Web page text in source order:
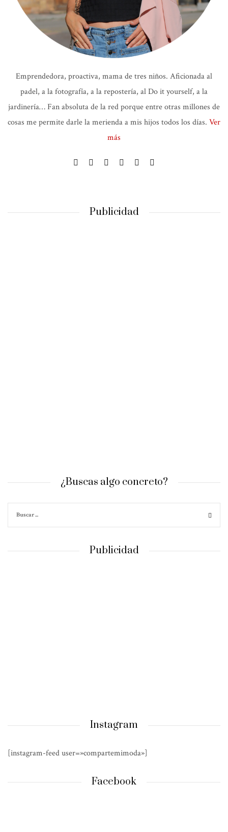
Emprendedora, proactiva, mama de tres niños. Aficionada al
padel, a la fotografía, a la repostería, al Do it yourself, a la
jardinería… Fan absoluta de la red porque entre otras millones de
cosas me permite darle la merienda a mis hijos todos los días. Ver
más
Publicidad
¿Buscas algo concreto?
Publicidad
Instagram
[instagram-feed user=»compartemimoda»]
Facebook